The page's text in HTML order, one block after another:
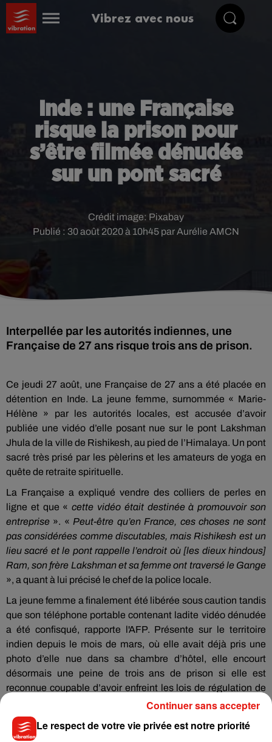
Vibrez avec nous
Inde : une Française
risque la prison pour
s’être filmée dénudée
sur un pont sacré
Publié : 30 août 2020 à 10h45 par Aurélie AMCN
Crédit image: Pixabay
Interpellée par les autorités indiennes, une
Française de 27 ans risque trois ans de prison.
Ce jeudi 27 août, une Française de 27 ans a été placée en
détention en Inde. La jeune femme, surnommée « Marie-
Hélène » par les autorités locales, est accusée d’avoir
publiée une vidéo d’elle posant nue sur le pont Lakshman
Jhula de la ville de Rishikesh, au pied de l’Himalaya. Un pont
sacré très prisé par les pèlerins et les amateurs de yoga en
quête de retraite spirituelle.
La Française a expliqué vendre des colliers de perles en
ligne et que «cette vidéo était destinée à promouvoir son
entreprise ». « Peut-être qu’en France, ces choses ne sont
pas considérées comme discutables, mais Rishikesh est un
lieu sacré et le pont rappelle l’endroit où [les dieux hindous]
Ram, son frère Lakshman et sa femme ont traversé le Gange
», a quant à lui précisé le chef de la police locale.
La jeune femme a finalement été libérée sous caution tandis
que son téléphone portable contenant ladite vidéo dénudée
a été confisqué, rapporte l'AFP. Présente sur le territoire
indien depuis le mois de mars, où elle avait déjà pris une
photo d’elle nue dans sa chambre d’hôtel, elle encourt
désormais une peine de trois ans de prison si elle est
reconnue coupable d’avoir enfreint les lois de régulation de
Le respect de votre vie privée est notre priorité
Continuer sans accepter